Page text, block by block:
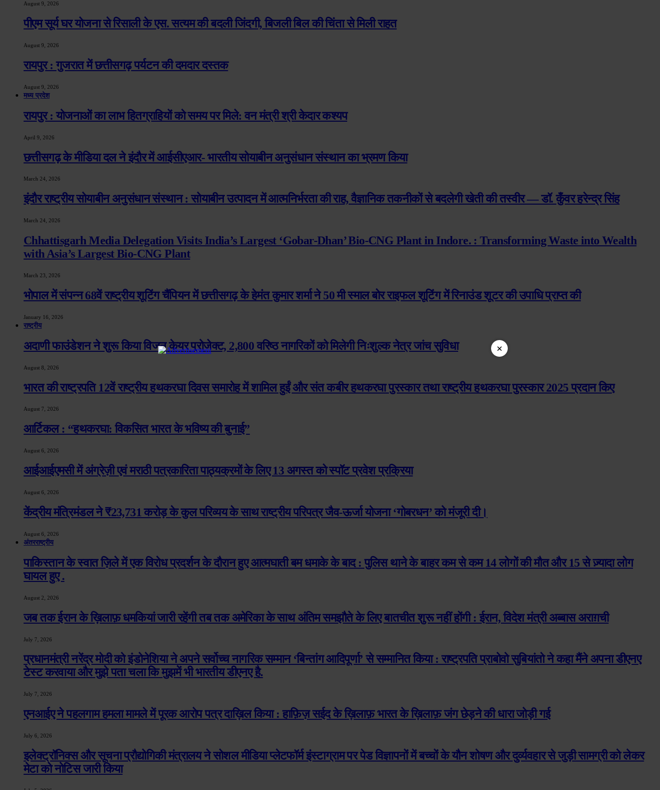
August 9, 2026
पीएम सूर्य घर योजना से रिसाली के एस. सत्यम की बदली जिंदगी, बिजली बिल की चिंता से मिली राहत
August 9, 2026
रायपुर : गुजरात में छत्तीसगढ़ पर्यटन की दमदार दस्तक
August 9, 2026
मध्य प्रदेश
रायपुर : योजनाओं का लाभ हितग्राहियों को समय पर मिले: वन मंत्री श्री केदार कश्यप
April 9, 2026
छत्तीसगढ़ के मीडिया दल ने इंदौर में आईसीएआर- भारतीय सोयाबीन अनुसंधान संस्थान का भ्रमण किया
March 24, 2026
इंदौर राष्ट्रीय सोयाबीन अनुसंधान संस्थान : सोयाबीन उत्पादन में आत्मनिर्भरता की राह, वैज्ञानिक तकनीकों से बदलेगी खेती की तस्वीर — डॉ. कुँवर हरेन्द्र सिंह
March 24, 2026
Chhattisgarh Media Delegation Visits India’s Largest ‘Gobar-Dhan’ Bio-CNG Plant in Indore. : Transforming Waste into Wealth
with Asia’s Largest Bio-CNG Plant
March 23, 2026
भोपाल में संपन्न 68वें राष्ट्रीय शूटिंग चैंपियन में छत्तीसगढ़ के हेमंत कुमार शर्मा ने 50 मी स्माल बोर राइफल शूटिंग में रिनाउंड शूटर की उपाधि प्राप्त की
January 16, 2026
राष्ट्रीय
अदाणी फाउंडेशन ने शुरू किया विजन केयर प्रोजेक्ट, 2,800 वरिष्ठ नागरिकों को मिलेगी निःशुल्क नेत्र जांच सुविधा
August 8, 2026
भारत की राष्ट्रपति 12वें राष्ट्रीय हथकरघा दिवस समारोह में शामिल हुईं और संत कबीर हथकरघा पुरस्कार तथा राष्ट्रीय हथकरघा पुरस्कार 2025 प्रदान किए
August 7, 2026
आर्टिकल : “हथकरघा: विकसित भारत के भविष्य की बुनाई”
August 6, 2026
आईआईएमसी में अंग्रेज़ी एवं मराठी पत्रकारिता पाठ्यक्रमों के लिए 13 अगस्त को स्पॉट प्रवेश प्रक्रिया
August 6, 2026
केंद्रीय मंत्रिमंडल ने ₹23,731 करोड़ के कुल परिव्यय के साथ राष्ट्रीय परिपत्र जैव-ऊर्जा योजना ‘गोबरधन’ को मंजूरी दी।
August 6, 2026
अंतरराष्ट्रीय
पाकिस्तान के स्वात ज़िले में एक विरोध प्रदर्शन के दौरान हुए आत्मघाती बम धमाके के बाद : पुलिस थाने के बाहर कम से कम 14 लोगों की मौत और 15 से ज़्यादा लोग
घायल हुए .
August 2, 2026
जब तक ईरान के ख़िलाफ़ धमकियां जारी रहेंगी तब तक अमेरिका के साथ अंतिम समझौते के लिए बातचीत शुरू नहीं होंगी : ईरान, विदेश मंत्री अब्बास अराग़ची
July 7, 2026
प्रधानमंत्री नरेंद्र मोदी को इंडोनेशिया ने अपने सर्वोच्च नागरिक सम्मान ‘बिन्तांग आदिपूर्णा’ से सम्मानित किया : राष्ट्रपति प्राबोवो सुबियांतो ने कहा मैंने अपना डीएनए
टेस्ट करवाया और मुझे पता चला कि मुझमें भी भारतीय डीएनए है.
July 7, 2026
एनआईए ने पहलगाम हमला मामले में पूरक आरोप पत्र दाख़िल किया : हाफ़िज़ सईद के ख़िलाफ़ भारत के ख़िलाफ़ जंग छेड़ने की धारा जोड़ी गई
July 6, 2026
इलेक्ट्रॉनिक्स और सूचना प्रौद्योगिकी मंत्रालय ने सोशल मीडिया प्लेटफॉर्म इंस्टाग्राम पर पेड विज्ञापनों में बच्चों के यौन शोषण और दुर्व्यवहार से जुड़ी सामग्री को लेकर
मेटा को नोटिस जारी किया
×